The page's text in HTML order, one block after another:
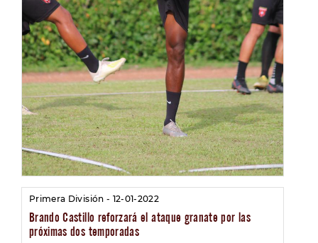
Primera División - 12-01-2022
Brando Castillo reforzará el ataque granate por las
próximas dos temporadas